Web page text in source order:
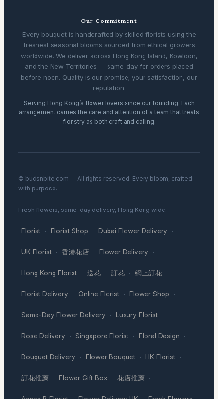
Our Commitment
Every bouquet is handcrafted by skilled florists using the
freshest seasonal blooms sourced from ethical growers
worldwide. We deliver across Hong Kong Island, Kowloon,
and the New Territories — same-day for orders placed
before noon. Quality is our promise; your satisfaction, our
reputation.
Serving Hong Kong’s flower lovers since our founding. Each
arrangement carries the care and attention of a team that treats
floristry as both craft and calling.
© budsnbite.com — All rights reserved. Every bloom, crafted
with purpose.
Fresh flowers, same-day delivery, Hong Kong wide.
Florist · Florist Shop · Dubai Flower Delivery ·
UK Florist · 香港花店 · Flower Delivery ·
Hong Kong Florist · 送花 · 訂花 · 網上訂花 ·
Florist Delivery · Online Florist · Flower Shop ·
Same-Day Flower Delivery · Luxury Florist ·
Rose Delivery · Singapore Florist · Floral Design ·
Bouquet Delivery · Flower Bouquet · HK Florist ·
訂花推薦 · Flower Gift Box · 花店推薦 ·